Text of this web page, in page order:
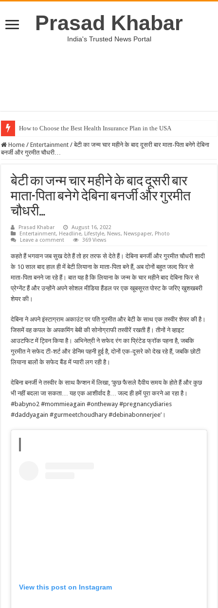
Prasad Khabar
India's Trusted News Portal
How to Choose the Best Health Insurance Plan in the USA
Home / Entertainment / बेटी का जन्म चार महीने के बाद दूसरी बार माता-पिता बनेगे देबिना
बनर्जी और गुरमीत चौधरी…
बेटी का जन्म चार महीने के बाद दूसरी बार
माता-पिता बनेगे देबिना बनर्जी और गुरमीत
चौधरी…
Prasad Khabar
August 16, 2022
Entertainment, Headline, Lifestyle, News, Newspaper, Photo
Leave a comment
369 Views
कहते हैं भगवान जब सुख देते हैं तो हर तरफ से देते हैं। देबिना बनर्जी और गुरमीत चौधरी शादी
के 10 साल बाद हाल ही में बेटी लियाना के माता-पिता बने हैं, अब दोनों बहुत जल्द फिर से
माता-पिता बनने जा रहे हैं। बात यह है कि लियाना के जन्म के चार महीने बाद देबिना फिर से
प्रेग्नेंट हैं और उन्होंने अपने सोशल मीडिया हैंडल पर एक खूबसूरत पोस्ट के जरिए खुशखबरी
शेयर की।
देबिना ने अपने इंस्टाग्राम अकाउंट पर पति गुरमीत और बेटी के साथ एक तस्वीर शेयर की है।
जिसमें वह कपल के अपकमिंग बेबी की सोनोग्राफी तस्वीरें रखती हैं। तीनों ने व्हाइट
आउटफिट में ट्विन किया है। अभिनेत्री ने सफेद रंग का प्रिंटेड फ्रॉक पहना है, जबकि
गुरमीत ने सफेद टी-शर्ट और डेनिम पहनी हुई है, दोनों एक-दूसरे को देख रहे हैं, जबकि छोटी
लियाना बालों के सफेद बैंड में प्यारी लग रही है।
देबिना बनर्जी ने तस्वीर के साथ कैप्शन में लिखा, ‘कुछ फैसले दैवीय समय के होते हैं और कुछ
भी नहीं बदला जा सकता… यह एक आशीर्वाद है… जल्द ही हमें पूरा करने आ रहा है।
#babyno2 #mommieagain #ontheway #pregnancydiaries
#daddyagain #gurmeetchoudhary #debinabonnerjee’।
View this post on Instagram